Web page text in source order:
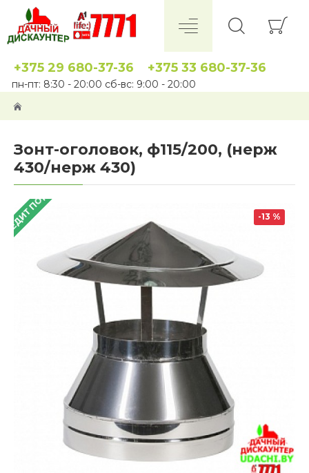
+375 29 680-37-36 +375 33 680-37-36
пн-пт: 8:30 - 20:00 сб-вс: 9:00 - 20:00
Зонт-оголовок, ф115/200, (нерж
430/нерж 430)
ПОД 4% -13 %